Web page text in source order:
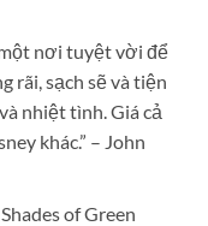
một nơi tuyệt vời để
rãi, sạch sẽ và tiện
nhiệt tình. Giá cả
khác.” – John
of Green